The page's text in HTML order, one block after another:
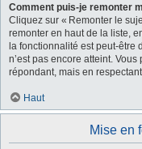
Comment puis-je remonter
Cliquez sur « Remonter le
remonter en haut de la liste,
la fonctionnalité est peut-être
n’est pas encore atteint.
répondant, mais en
Haut
Mise en